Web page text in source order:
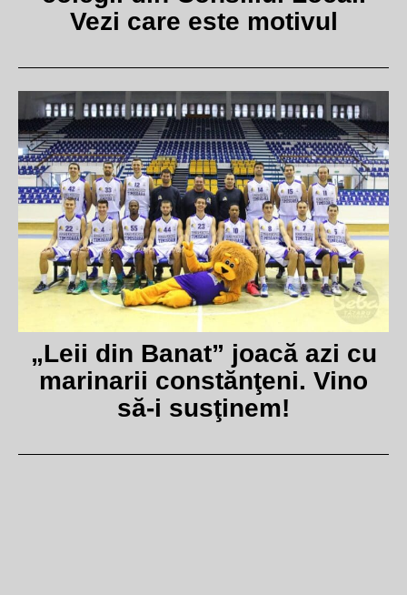
Vezi care este motivul
„Leii din Banat” joacă azi cu
marinarii constănţeni. Vino
să-i susţinem!